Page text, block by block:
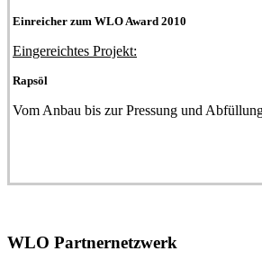
Einreicher zum WLO Award 2010
Eingereichtes Projekt:
Rapsöl
Vom Anbau bis zur Pressung und
WLO Partnernetzwerk